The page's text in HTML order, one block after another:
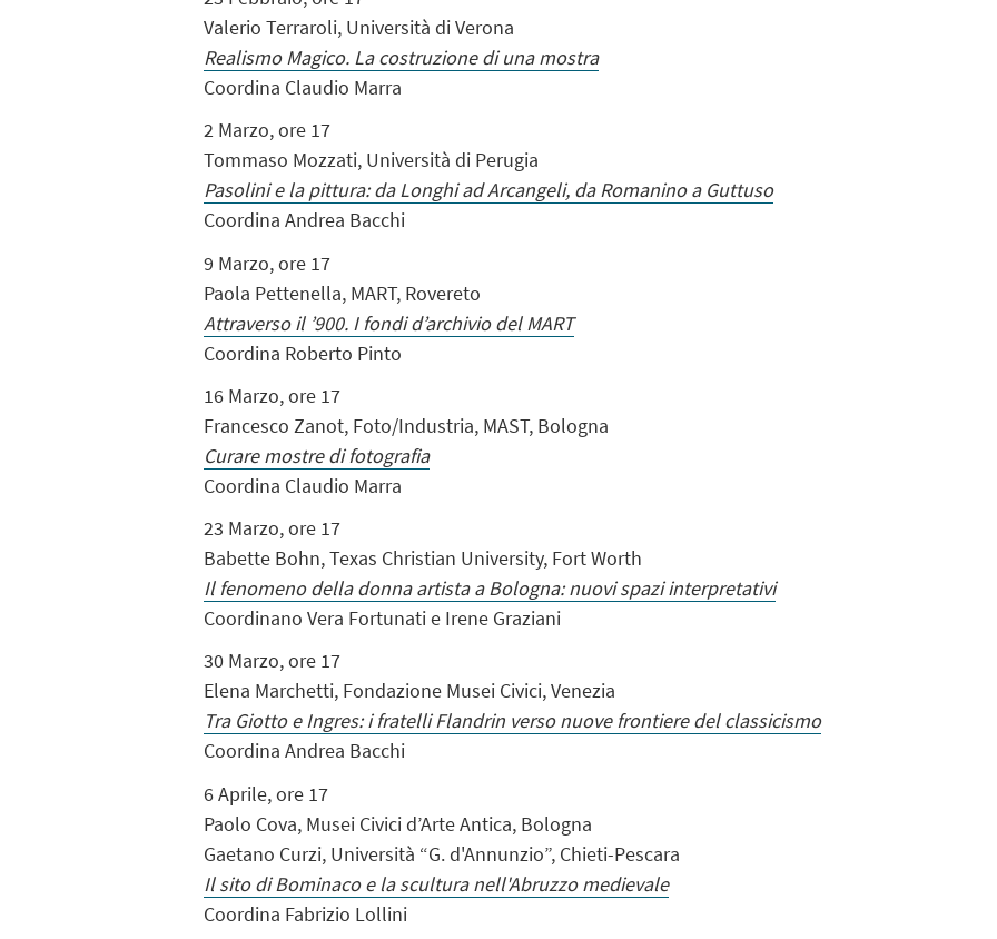
Valerio Terraroli, Università di Verona
Realismo Magico. La costruzione di una mostra
Coordina Claudio Marra
2 Marzo, ore 17
Tommaso Mozzati, Università di Perugia
Pasolini e la pittura: da Longhi ad Arcangeli, da Romanino a Guttuso
Coordina Andrea Bacchi
9 Marzo, ore 17
Paola Pettenella, MART, Rovereto
Attraverso il ’900. I fondi d’archivio del MART
Coordina Roberto Pinto
16 Marzo, ore 17
Francesco Zanot, Foto/Industria, MAST, Bologna
Curare mostre di fotografia
Coordina Claudio Marra
23 Marzo, ore 17
Babette Bohn, Texas Christian University, Fort Worth
Il fenomeno della donna artista a Bologna: nuovi spazi interpretativi
Coordinano Vera Fortunati e Irene Graziani
30 Marzo, ore 17
Elena Marchetti, Fondazione Musei Civici, Venezia
Tra Giotto e Ingres: i fratelli Flandrin verso nuove frontiere del classicismo
Coordina Andrea Bacchi
6 Aprile, ore 17
Paolo Cova, Musei Civici d’Arte Antica, Bologna
Gaetano Curzi, Università “G. d'Annunzio”, Chieti-Pescara
Il sito di Bominaco e la scultura nell'Abruzzo medievale
Coordina Fabrizio Lollini